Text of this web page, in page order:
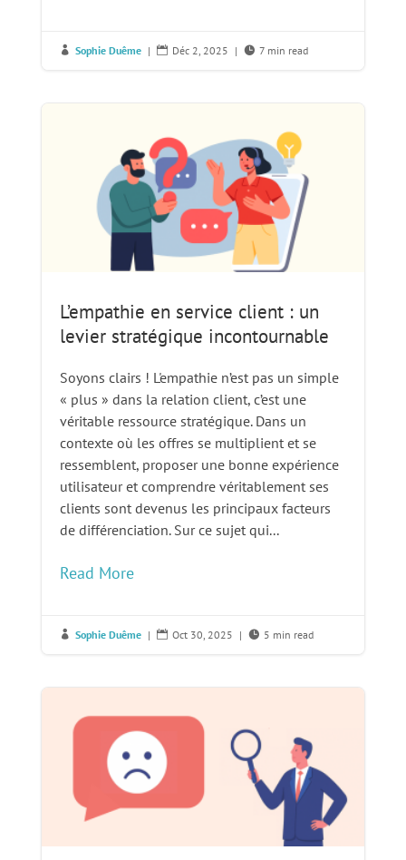
 Sophie Duême |  Déc 2, 2025 |  7 min read
L’empathie en service client : un
levier stratégique incontournable
Soyons clairs ! L'empathie n’est pas un simple
« plus » dans la relation client, c’est une
véritable ressource stratégique. Dans un
contexte où les offres se multiplient et se
ressemblent, proposer une bonne expérience
utilisateur et comprendre véritablement ses
clients sont devenus les principaux facteurs
de différenciation. Sur ce sujet qui...
Read More
 Sophie Duême |  Oct 30, 2025 |  5 min read